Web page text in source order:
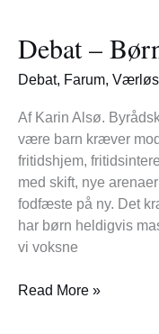
Debat –
Debat, Farum,
Af Karin Alsø.
være barn kræver
fritidshjem,
med skift, nye
fodfæste på ny. Det
har børn heldigvis
vi voksne
Børn
er
modige
dag
Read More »